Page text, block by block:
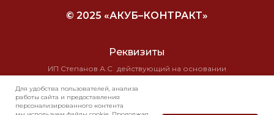
ИП Степанов А.С действующий на основании
№ 10/19710 от 16.11.99г
ИНН 7723 2584 8295 КПП 0
ОГРН 304770001286823
Реквизиты
© 2025 «АКУБ–КОНТРАКТ»
Для удобства пользователей, анализа
работы сайта и предоставления
персонализированного контента